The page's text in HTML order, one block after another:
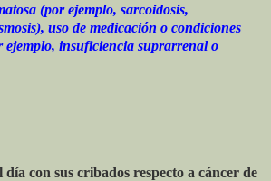
(por ejemplo, sarcoidosis,
uso de medicación o condiciones
ejemplo, insuficiencia suprarrenal o
día con sus cribados respecto a cáncer de